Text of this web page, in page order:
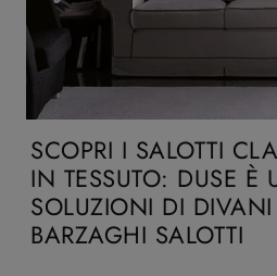
SCOPRI I SALOTTI
IN TESSUTO: DUSE È
SOLUZIONI DI
BARZAGHI SALOTTI